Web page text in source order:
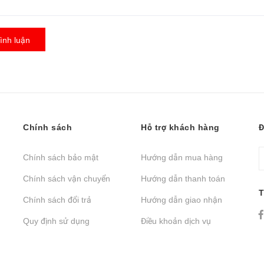
luận
Chính sách
Chính sách bảo mật
Chính sách vận chuyển
Chính sách đổi trả
Quy định sử dụng
Hỗ trợ khách hàng
Hướng dẫn mua hàng
Hướng dẫn thanh toán
Hướng dẫn giao nhận
Điều khoản dịch vụ